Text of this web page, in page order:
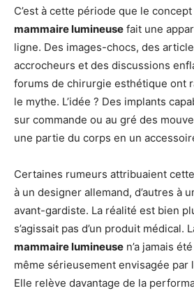
C’est à cette période que le concept
mammaire lumineuse fait une
ligne. Des images-chocs, des
accrocheurs et des discussions
forums de chirurgie esthétique ont
le mythe. L’idée ? Des implants
sur commande ou au gré des
une partie du corps en un
Certaines rumeurs attribuaient
à un designer allemand, d’autres à
avant-gardiste. La réalité est bien
s’agissait pas d’un produit médical.
mammaire lumineuse n’a jamais
même sérieusement envisagée par
Elle relève davantage de la